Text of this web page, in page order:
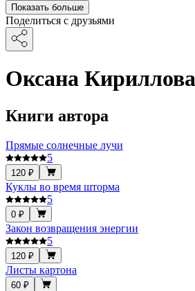
Показать больше
Поделиться с друзьями
Оксана Кириллова
Книги автора
Прямые солнечные лучи
5
120 ₽
Куклы во время шторма
5
0 ₽
Закон возвращения энергии
5
120 ₽
Листы картона
60 ₽